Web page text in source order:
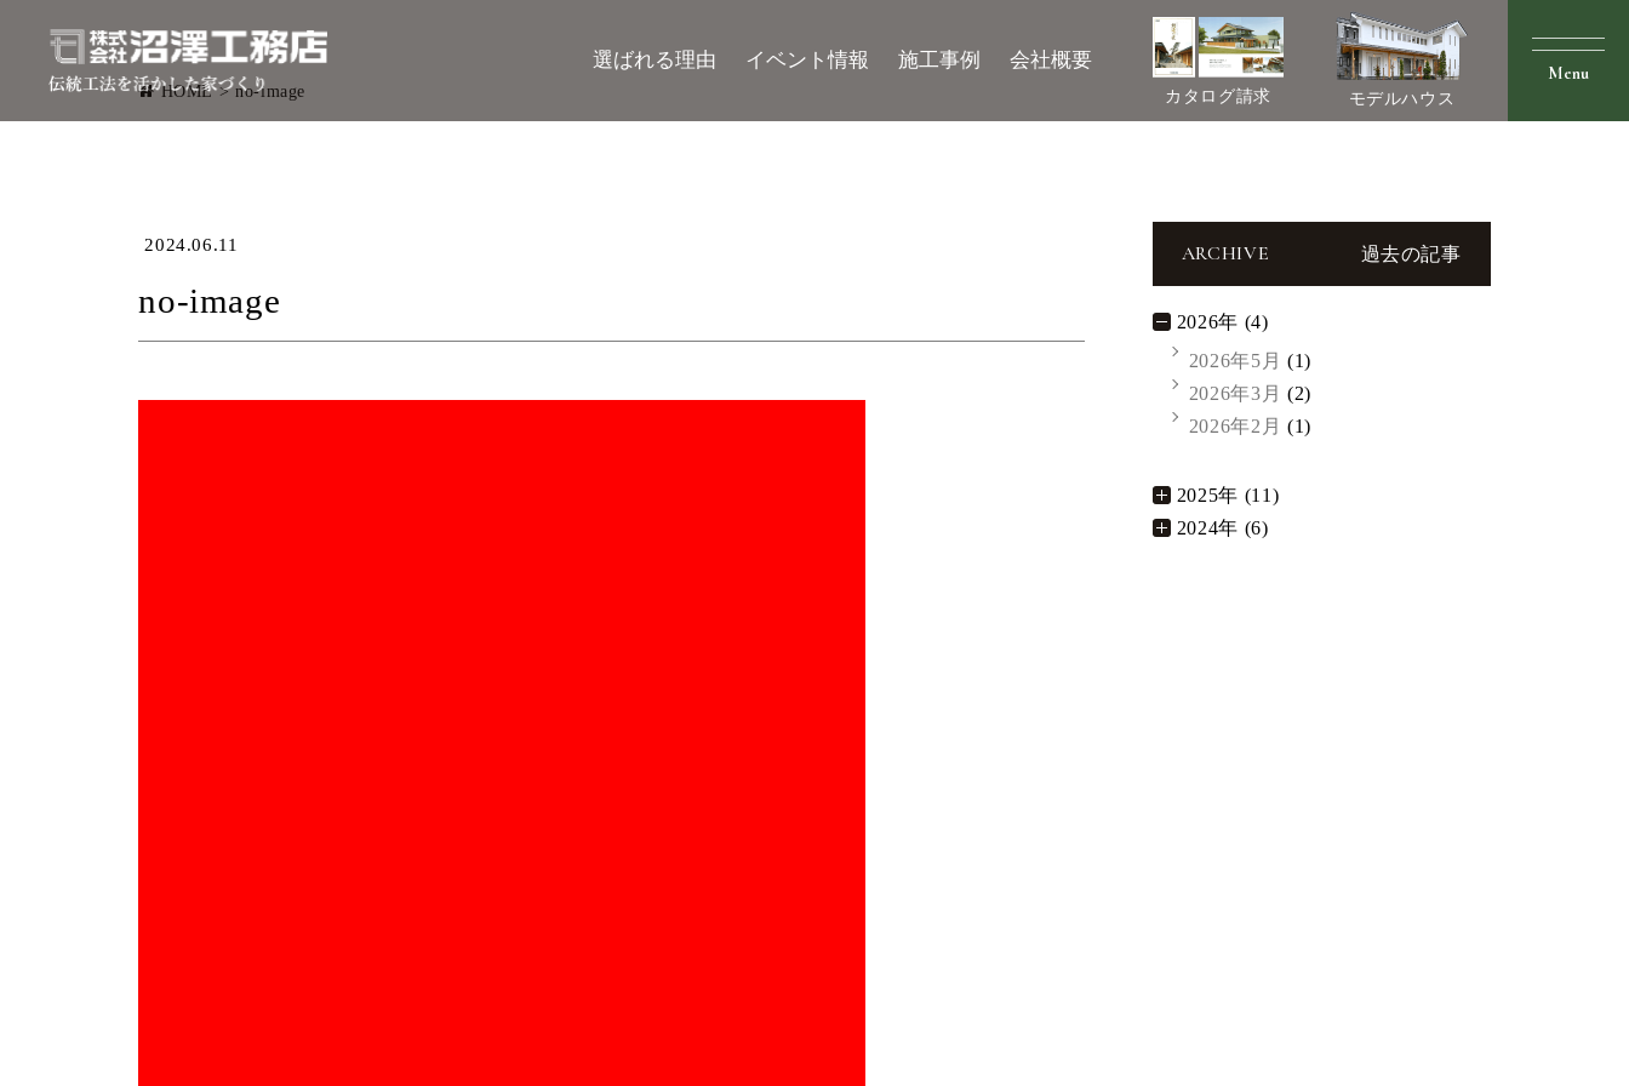
選ばれる理由 イベント情報 施工事例 会社概要
カタログ請求 モデルハウス
HOME>no-image
2024.06.11
no-image
ARCHIVE 過去の記事
2026年 (4)
2026年5月 (1)
2026年3月 (2)
2026年2月 (1)
2025年 (11)
2024年 (6)